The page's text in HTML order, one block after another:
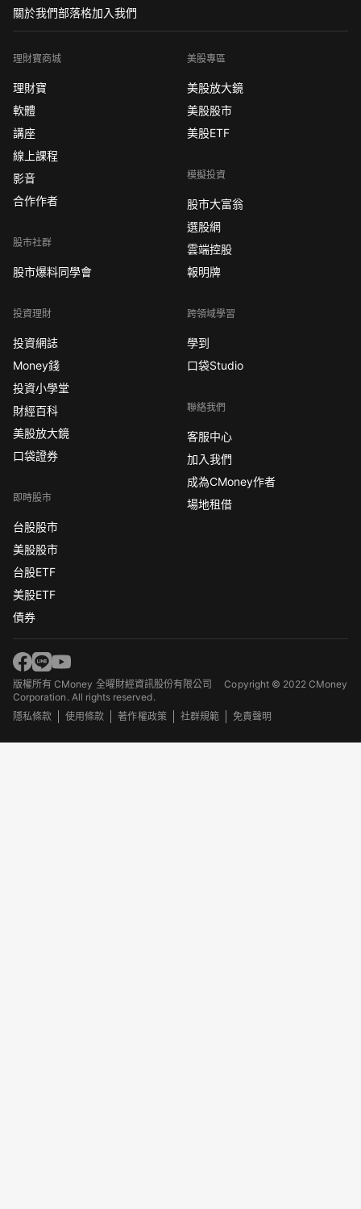
關於我們部落格加入我們
理財寶商城
理財寶
軟體
講座
線上課程
影音
合作作者
股市社群
股市爆料同學會
投資理財
投資網誌
Money錢
投資小學堂
財經百科
美股放大鏡
口袋證券
即時股市
台股股市
美股股市
台股ETF
美股ETF
債券
美股專區
美股放大鏡
美股股市
美股ETF
模擬投資
股市大富翁
選股網
雲端控股
報明牌
跨領域學習
學到
口袋Studio
聯絡我們
客服中心
加入我們
成為CMoney作者
場地租借
版權所有 CMoney 全曜財經資訊股份有限公司Copyright © 2022 CMoney
Corporation. All rights reserved.
隱私條款
使用條款 著作權政策 社群規範 免責聲明